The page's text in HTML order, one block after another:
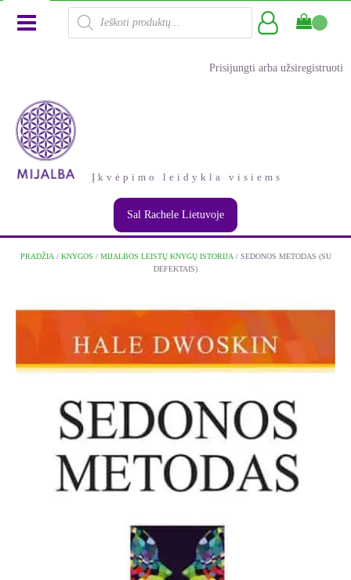
Products
search
Prisijungti arba užsiregistruoti
Įkvėpimo leidykla visiems
Sal Rachele Lietuvoje
PRADŽIA / KNYGOS / MIJALBOS LEISTŲ KNYGŲ ISTORIJA / SEDONOS METODAS (SU
DEFEKTAIS)